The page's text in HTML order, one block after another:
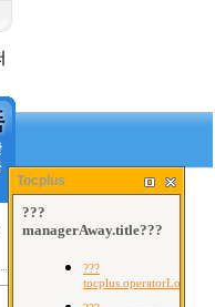
Tocplus